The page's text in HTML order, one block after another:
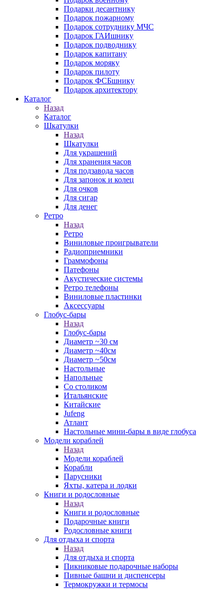
Подарки десантнику
Подарок пожарному
Подарок сотруднику МЧС
Подарок ГАИшнику
Подарок подводнику
Подарок капитану
Подарок моряку
Подарок пилоту
Подарок ФСБшнику
Подарок архитектору
Каталог
Назад
Каталог
Шкатулки
Назад
Шкатулки
Для украшений
Для хранения часов
Для подзавода часов
Для запонок и колец
Для очков
Для сигар
Для денег
Ретро
Назад
Ретро
Виниловые проигрыватели
Радиоприемники
Граммофоны
Патефоны
Акустические системы
Ретро телефоны
Виниловые пластинки
Аксессуары
Глобус-бары
Назад
Глобус-бары
Диаметр ~30 см
Диаметр ~40см
Диаметр ~50см
Настольные
Напольные
Со столиком
Итальянские
Китайские
Jufeng
Атлант
Настольные мини-бары в виде глобуса
Модели кораблей
Назад
Модели кораблей
Корабли
Парусники
Яхты, катера и лодки
Книги и родословные
Назад
Книги и родословные
Подарочные книги
Родословные книги
Для отдыха и спорта
Назад
Для отдыха и спорта
Пикниковые подарочные наборы
Пивные башни и диспенсеры
Термокружки и термосы